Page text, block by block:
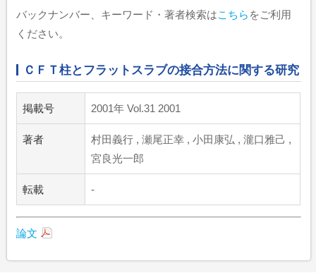
バックナンバー、キーワード・著者検索はこちら をご利用
ください。
ＣＦＴ柱とフラットスラブの接合方法に関する研究
掲載号 2001年 Vol.31 2001
著者
村田義行 , 瀬尾正幸 , 小田康弘 , 瀧口雅己 ,
宮良光一郎
転載 -
論文